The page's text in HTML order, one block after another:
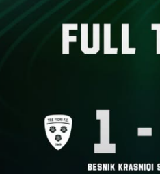
përfundoi Kuka në postimin e tij.